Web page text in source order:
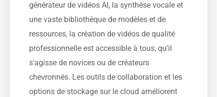
générateur de vidéos AI, la synthèse vocale et
une vaste bibliothèque de modèles et de
ressources, la création de vidéos de qualité
professionnelle est accessible à tous, qu'il
s'agisse de novices ou de créateurs
chevronnés. Les outils de collaboration et les
options de stockage sur le cloud améliorent